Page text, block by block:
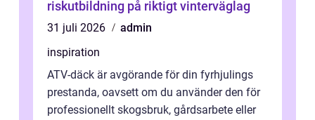
riskutbildning på riktigt vinterväglag
31 juli 2026
admin
inspiration
ATV-däck är avgörande för din fyrhjulings
prestanda, oavsett om du använder den för
professionellt skogsbruk, gårdsarbete eller